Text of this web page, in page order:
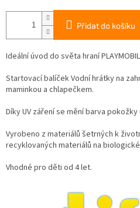
Přidat do košíku
Ideální úvod do světa hraní
Startovací balíček Vodní hrátky na
maminkou a chlapečkem.
Díky UV záření se mění barva
Vyrobeno z materiálů šetrných k
recyklovaných materiálů na
Vhodné pro děti od 4 let.